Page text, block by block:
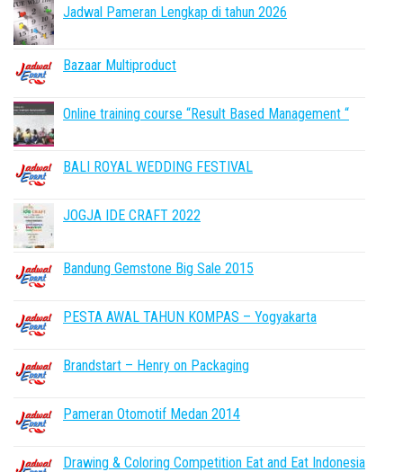
Jadwal Pameran Lengkap di tahun 2026
Bazaar Multiproduct
Online training course “Result Based Management “
BALI ROYAL WEDDING FESTIVAL
JOGJA IDE CRAFT 2022
Bandung Gemstone Big Sale 2015
PESTA AWAL TAHUN KOMPAS – Yogyakarta
Brandstart – Henry on Packaging
Pameran Otomotif Medan 2014
Drawing & Coloring Competition Eat and Eat Indonesia